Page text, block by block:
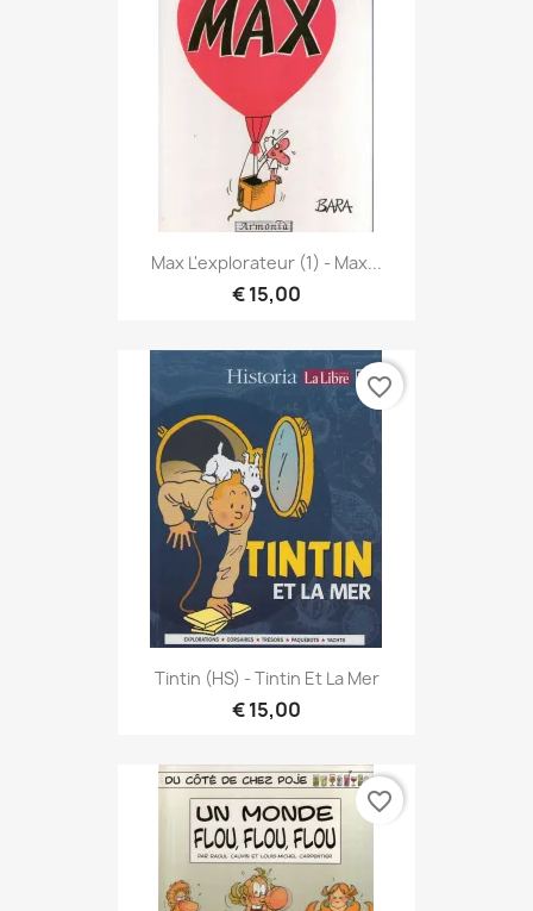
Max L'explorateur (1) - Max...
€ 15,00
Tintin (HS) - Tintin Et La Mer
€ 15,00
favorite_border
favorite_border